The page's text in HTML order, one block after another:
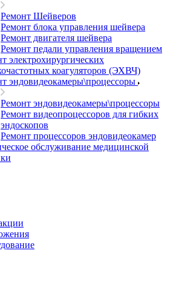
Ремонт Шейверов
Ремонт блока управления шейвера
Ремонт двигателя шейвера
Ремонт педали управления вращением
электрохирургических
коагуляторов (ЭХВЧ)
эндовидеокамеры\процессоры
Ремонт эндовидеокамеры\процессоры
Ремонт видеопроцессоров для гибких
эндоскопов
Ремонт процессоров эндовидеокамер
обслуживание медицинской